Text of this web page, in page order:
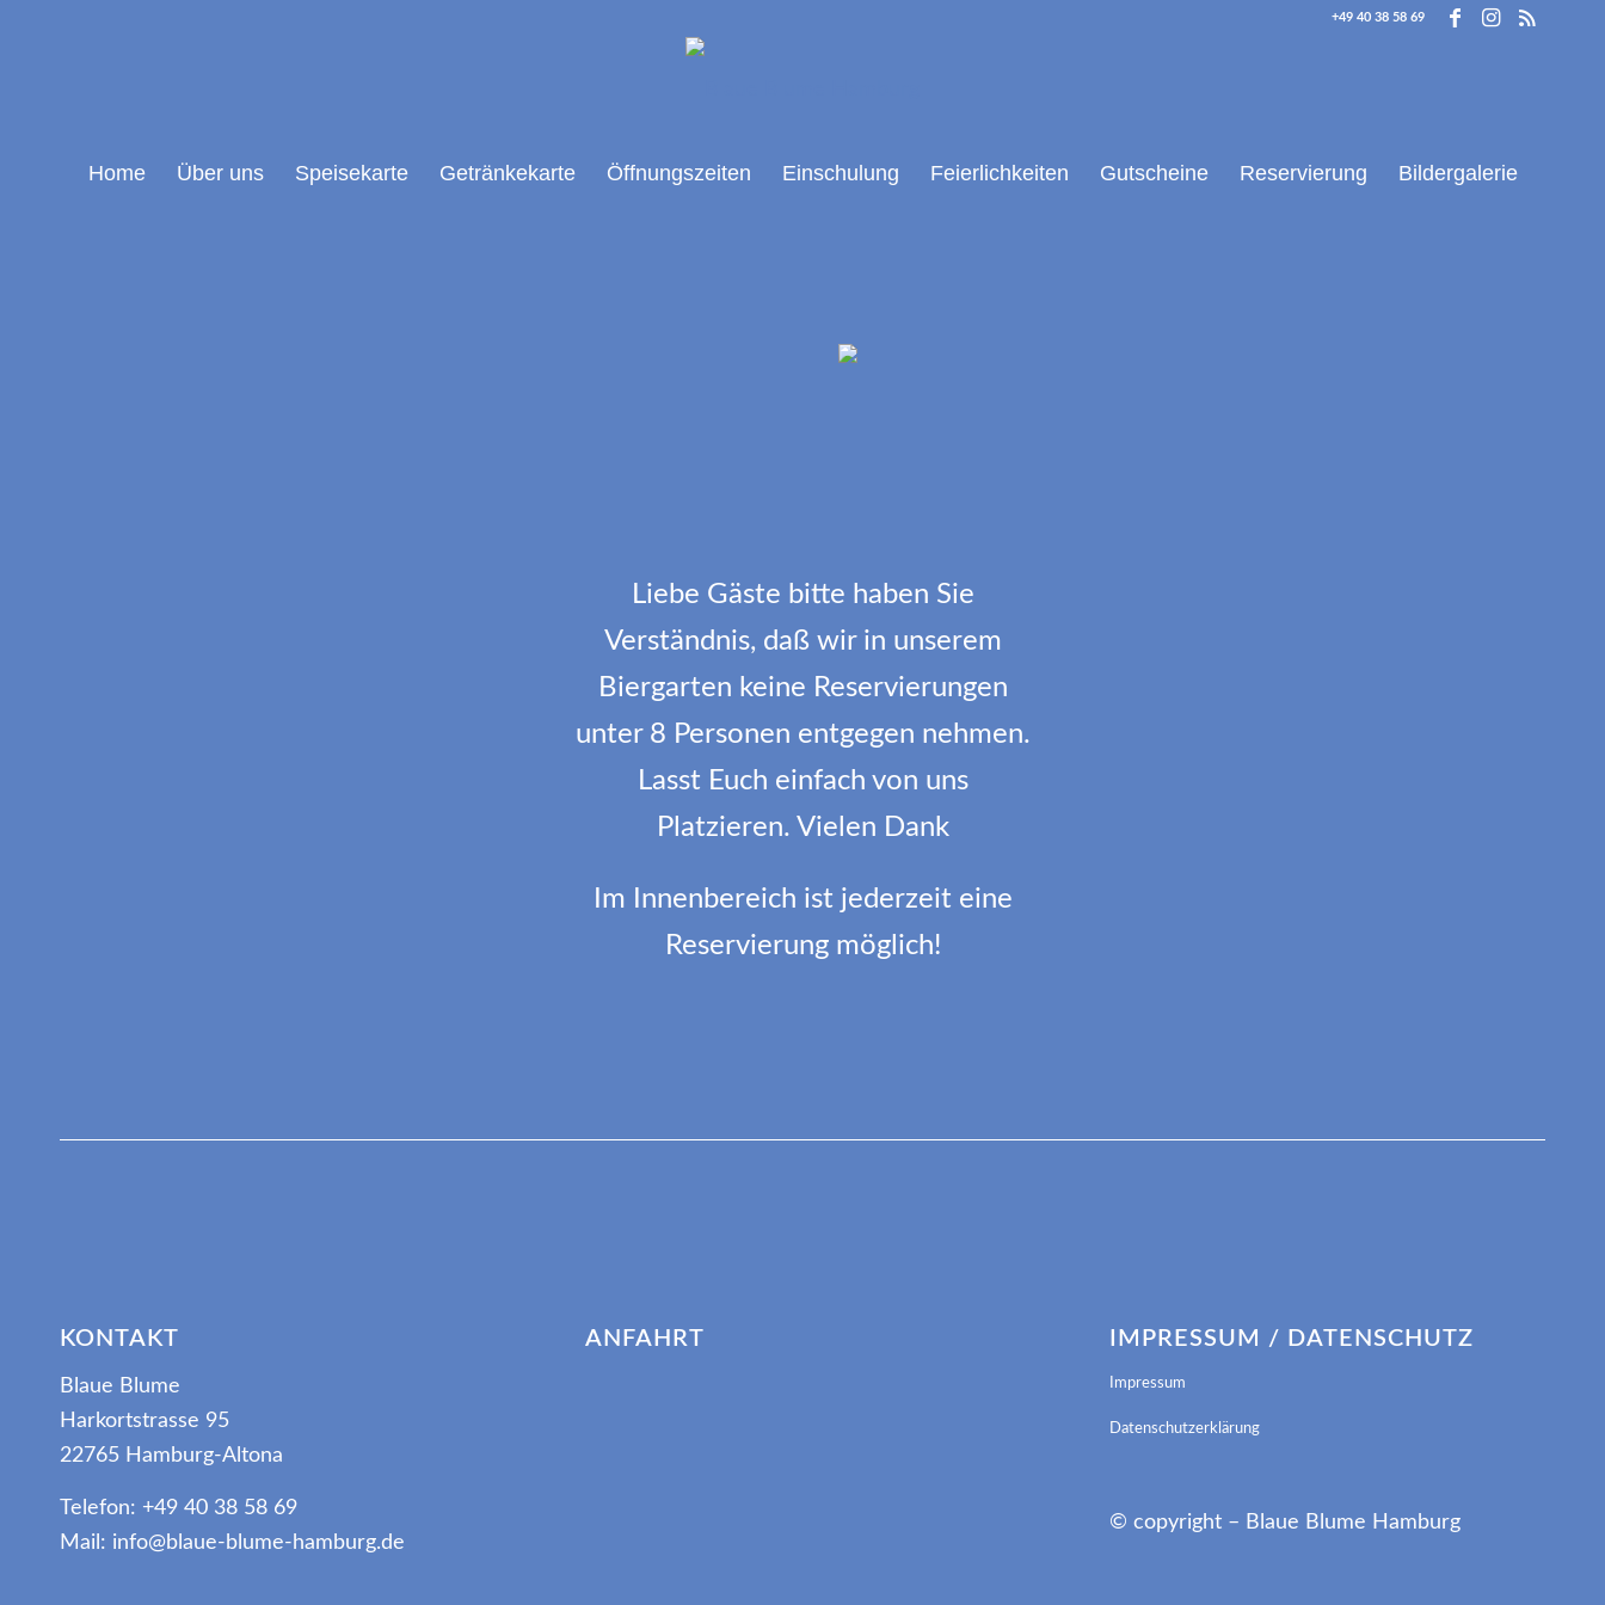
+49 40 38 58 69
Home Über uns Speisekarte Getränkekarte Öffnungszeiten Einschulung Feierlichkeiten Gutscheine Reservierung Bildergalerie
Liebe Gäste bitte haben Sie
Verständnis, daß wir in unserem
Biergarten keine Reservierungen
unter 8 Personen entgegen nehmen.
Lasst Euch einfach von uns
Platzieren. Vielen Dank
Im Innenbereich ist jederzeit eine
Reservierung möglich!
KONTAKT
Blaue Blume
Harkortstrasse 95
22765 Hamburg-Altona
Telefon: +49 40 38 58 69
Mail: info@blaue-blume-hamburg.de
ANFAHRT IMPRESSUM / DATENSCHUTZ
Impressum
Datenschutzerklärung
© copyright – Blaue Blume Hamburg